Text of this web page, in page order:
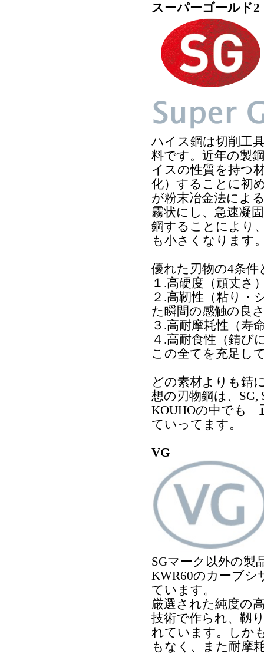
スーパーゴールド2
ハイス鋼は切削工
料です。近年の製
イスの性質を持つ
化）することに初
が粉末冶金法によ
霧状にし、急速凝
鋼することにより
も小さくなります
優れた刃物の4条件
１.高硬度（頑丈さ
２.高靭性（粘り・
た瞬間の感触の良
３.高耐摩耗性（寿
４.高耐食性（錆び
この全てを充足し
どの素材よりも錆
想の刃物鋼は、SG,
KOUHOの中でも
ていってます。
VG
SGマーク以外の製
KWR60のカーブシ
ています。
厳選された純度の
技術で作られ、靱
れています。しか
もなく、また耐摩